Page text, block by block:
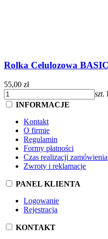
Rolka Celulozowa
55,00 zł
szt.
INFORMACJE
Kontakt
O firmie
Regulamin
Formy płatności
Czas realizacji zamówienia
Zwroty i reklamacje
PANEL KLIENTA
Logowanie
Rejestracja
KONTAKT